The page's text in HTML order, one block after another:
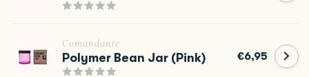
Comandante
Polymer Bean Jar (Pink) €6,95